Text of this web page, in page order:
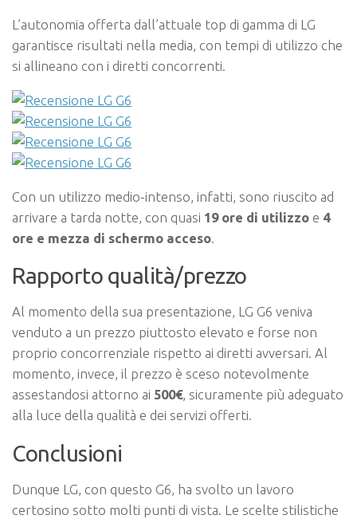
L’autonomia offerta dall’attuale top di gamma di LG
garantisce risultati nella media, con tempi di utilizzo che
si allineano con i diretti concorrenti.
Con un utilizzo medio-intenso, infatti, sono riuscito ad
arrivare a tarda notte, con quasi 19 ore di utilizzo e 4
ore e mezza di schermo acceso
Rapporto qualità/prezzo
Al momento della sua presentazione, LG G6 veniva
venduto a un prezzo piuttosto elevato e forse non
proprio concorrenziale rispetto ai diretti avversari. Al
momento, invece, il prezzo è sceso notevolmente
assestandosi attorno ai 500€, sicuramente più adeguato
alla luce della qualità e dei servizi offerti.
Conclusioni
Dunque LG, con questo G6, ha svolto un lavoro
certosino sotto molti punti di vista. Le scelte stilistiche